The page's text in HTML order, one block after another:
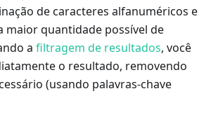
de caracteres alfanuméricos e
maior quantidade possível de
a filtragem de resultados, você
o resultado, removendo
(usando palavras-chave